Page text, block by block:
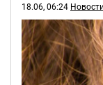
18.06, 06:24 Новости